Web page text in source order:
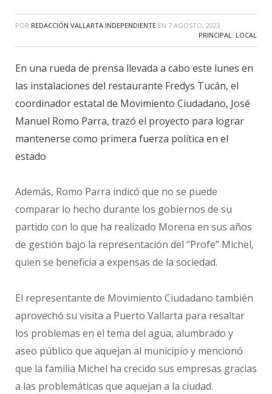
POR REDACCIÓN VALLARTA INDEPENDIENTE EN 7 AGOSTO, 2023
PRINCIPAL , LOCAL
En una rueda de prensa llevada a cabo este lunes en
las instalaciones del restaurante Fredys Tucán, el
coordinador estatal de Movimiento Ciudadano, José
Manuel Romo Parra, trazó el proyecto para lograr
mantenerse como primera fuerza política en el
estado
Además, Romo Parra indicó que no se puede
comparar lo hecho durante los gobiernos de su
partido con lo que ha realizado Morena en sus años
de gestión bajo la representación del “Profe” Michel,
quien se beneficia a expensas de la sociedad.
El representante de Movimiento Ciudadano también
aprovechó su visita a Puerto Vallarta para resaltar
los problemas en el tema del agua, alumbrado y
aseo público que aquejan al municipio y mencionó
que la familia Michel ha crecido sus empresas gracias
a las problemáticas que aquejan a la ciudad.